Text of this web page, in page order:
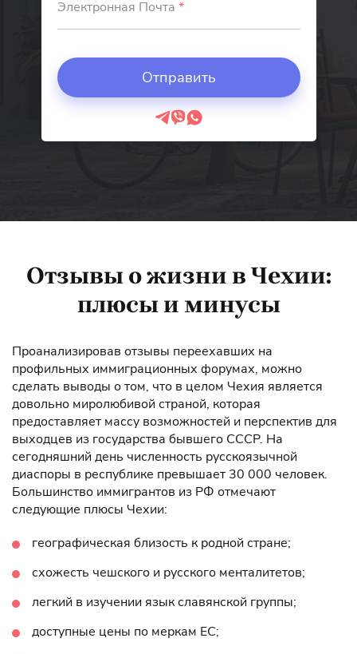
Электронная Почта *
Отзывы о жизни в Чехии:
плюсы и минусы
Проанализировав отзывы переехавших на
профильных иммиграционных форумах, можно
сделать выводы о том, что в целом Чехия является
довольно миролюбивой страной, которая
предоставляет массу возможностей и перспектив для
выходцев из государства бывшего СССР. На
сегодняшний день численность русскоязычной
диаспоры в республике превышает 30 000 человек.
Большинство иммигрантов из РФ отмечают
следующие плюсы Чехии:
географическая близость к родной стране;
схожесть чешского и русского менталитетов;
легкий в изучении язык славянской группы;
доступные цены по меркам ЕС;